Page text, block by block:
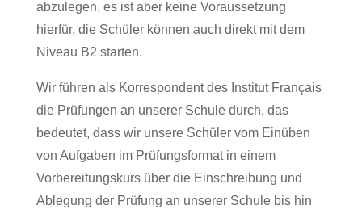
abzulegen, es ist aber keine Voraussetzung
hierfür, die Schüler können auch direkt mit dem
Niveau B2 starten.
Wir führen als Korrespondent des Institut Français
die Prüfungen an unserer Schule durch, das
bedeutet, dass wir unsere Schüler vom Einüben
von Aufgaben im Prüfungsformat in einem
Vorbereitungskurs über die Einschreibung und
Ablegung der Prüfung an unserer Schule bis hin